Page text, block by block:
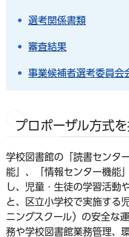
選考関係書類
審査結果
事業候補者選考委員会
プロポーザル方式
学校図書館の「読書センタ
能」、「情報センター機能
し、児童・生徒の学習活動
と、区立小学校で実施する
ニングスクール）の安全な
務や学校図書館業務管理、